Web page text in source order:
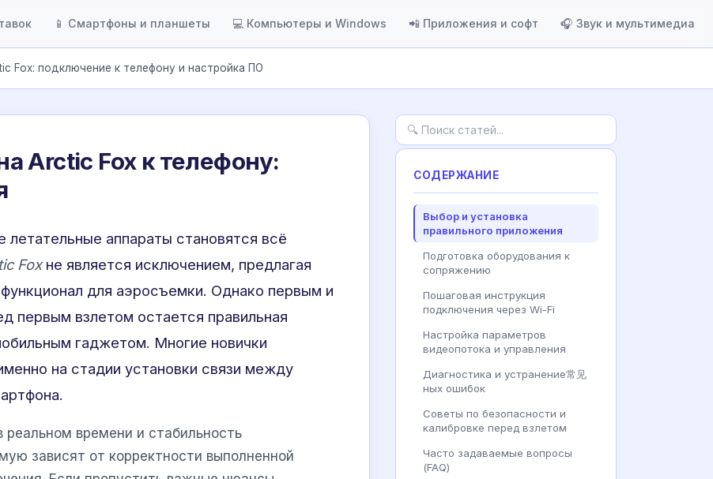
📱 Смартфоны и планшеты 💻 Компьютеры и Windows 📲 Приложения и софт 🎧 Звук и мультимедиа
Fox: подключение к телефону и настройка ПО
Arctic Fox к телефону:
аппараты становятся всё
Foxне является исключением, предлагая
для аэросъемки. Однако первым и
первым взлетом остается правильная
гаджетом. Многие новички
на стадии установки связи между
реальном времени и стабильность
зависят от корректности выполненной
СОДЕРЖАНИЕ
Выбор и установка
правильного приложения
Подготовка оборудования к
сопряжению
Пошаговая инструкция
подключения через Wi-Fi
Настройка параметров
видеопотока и управления
Диагностика и устранение常见
ных ошибок
Советы по безопасности и
калибровке перед взлетом
Часто задаваемые вопросы
(FAQ)